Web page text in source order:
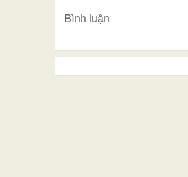
Bình luận